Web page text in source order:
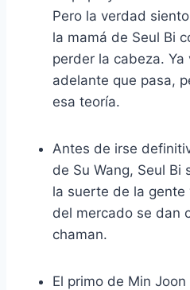
Pero la verdad
la mamá de Seul Bi
perder la cabeza. Ya
adelante que pasa,
esa teoría.
Antes de irse
de Su Wang, Seul Bi
la suerte de la gente
del mercado se dan
chaman.
El primo de Min